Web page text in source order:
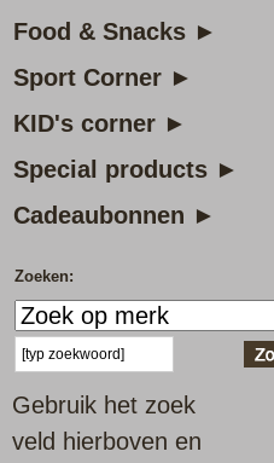
Food & Snacks ►
Sport Corner ►
KID's corner ►
Special products ►
Cadeaubonnen ►
Zoeken:
Gebruik het zoek
veld hierboven en